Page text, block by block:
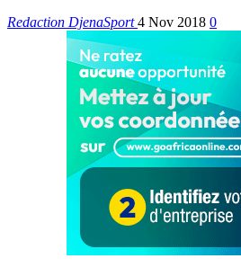
Redaction DjenaSport4 Nov 2018 0